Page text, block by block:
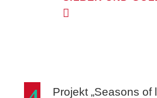
SILBER
Projekt „Seasons of